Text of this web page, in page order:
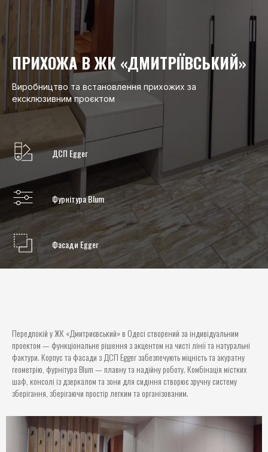
ПРИХОЖА В ЖК «ДМИТРІЇВСЬКИЙ»
Виробництво та встановлення прихожих за
ексклюзивним проєктом
ДСП Egger
Фурнітура Blum
Фасади Egger
Передпокій у ЖК «Дмитриєвський» в Одесі створений за індивідуальним
проектом — функціональне рішення з акцентом на чисті лінії та натуральні
фактури. Корпус та фасади з ДСП Egger забезпечують міцність та акуратну
геометрію, фурнітура Blum — плавну та надійну роботу. Комбінація містких
шаф, консолі із дзеркалом та зони для сидіння створює зручну систему
зберігання, зберігаючи простір легким та організованим.